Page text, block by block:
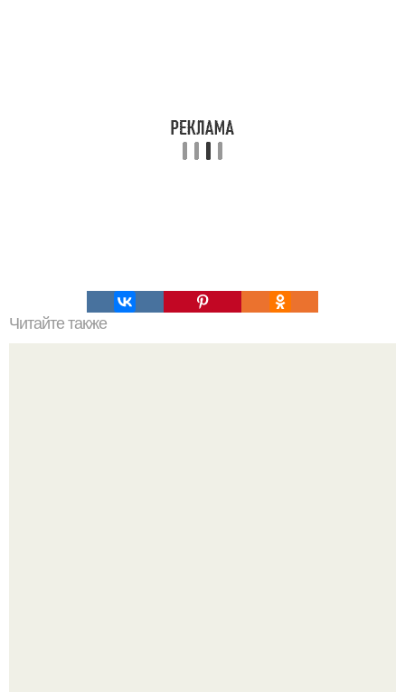
Читайте также